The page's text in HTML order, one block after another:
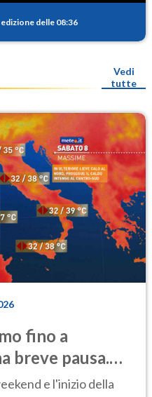
edizione delle 08:36
Vedi
tutte
fino a
breve pausa.
e l'inizio della